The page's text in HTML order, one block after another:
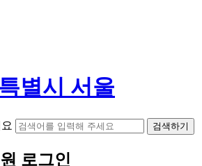
별시 서울
검색하기
로그인